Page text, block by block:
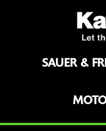
SAUER &